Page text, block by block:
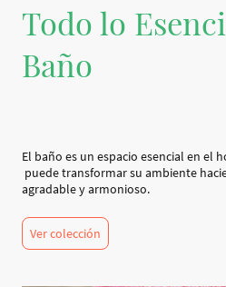
Todo lo
Baño
El baño es un espacio esencial en el
puede transformar su ambiente
agradable y armonioso.
Ver colección